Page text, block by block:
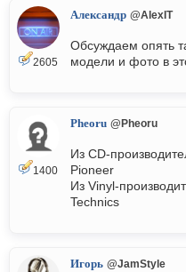
2605
Александр @AlexIT
Обсуждаем опять
модели и фото в
1400
Pheoru @Pheoru
Из CD-
Pioneer
Из Vinyl-
Technics
Игорь @JamStyle